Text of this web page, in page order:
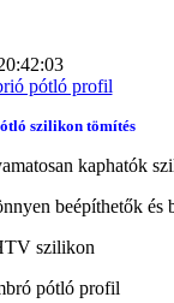
pótló profil
szilikon tömítés
kaphatók
beépíthetők és
szilikon